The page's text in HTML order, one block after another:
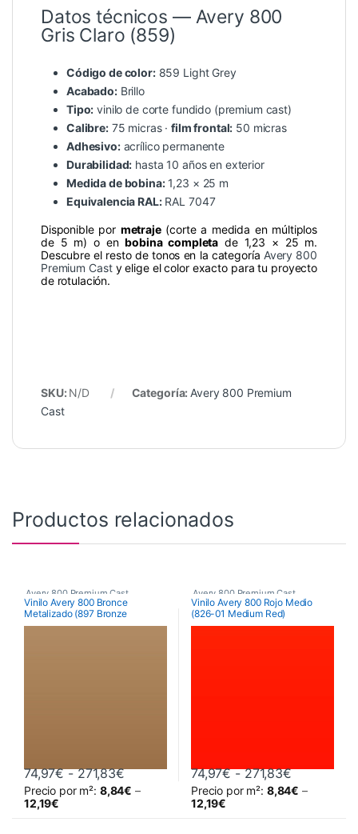
Datos técnicos — Avery 800
Gris Claro (859)
Código de color:859 Light Grey
Acabado:Brillo
Tipo: vinilo de corte fundido (premium cast)
Calibre:75 micras ·film frontal: 50 micras
Adhesivo:acrílico permanente
Durabilidad: hasta 10 años en exterior
Medida de bobina:1,23 × 25 m
Equivalencia RAL:RAL 7047
Disponible por metraje(corte a medida en múltiplos
de 5 m) o enbobina completa de 1,23 × 25 m.
Descubre el resto de tonos en la categoría Avery 800
Premium Casty elige el color exacto para tu proyecto
de rotulación.
SKU: N/D Categoría: Avery 800 Premium
Cast
Productos relacionados
Avery 800 Premium Cast
Vinilo Avery 800 Bronce
Metalizado (897 Bronze
Metallic)
74,97€ - 271,83€Rango de precios: desde 74,97€ hasta
Precio por m²: 8,84€ –
12,19€
Este producto tiene múltiples variantes. Las opciones se
Avery 800 Premium Cast
Vinilo Avery 800 Rojo Medio
(826-01 Medium Red)
74,97€ - 271,83€Rango de
Precio por m²: 8,84€ –
12,19€
Este producto tiene múltiples